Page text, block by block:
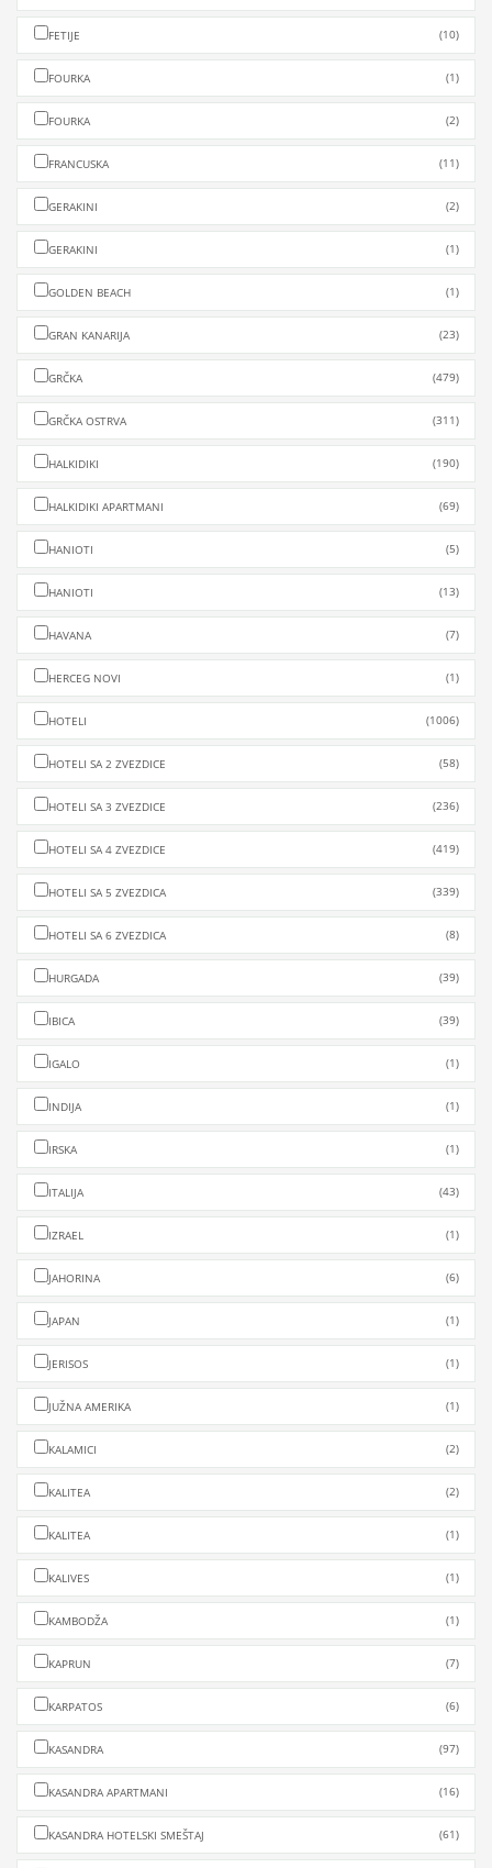
FETIJE (10)
FOURKA (1)
FOURKA (2)
FRANCUSKA (11)
GERAKINI (2)
GERAKINI (1)
GOLDEN BEACH (1)
GRAN KANARIJA (23)
GRČKA (479)
GRČKA OSTRVA (311)
HALKIDIKI (190)
HALKIDIKI APARTMANI (69)
HANIOTI (5)
HANIOTI (13)
HAVANA (7)
HERCEG NOVI (1)
HOTELI (1006)
HOTELI SA 2 ZVEZDICE (58)
HOTELI SA 3 ZVEZDICE (236)
HOTELI SA 4 ZVEZDICE (419)
HOTELI SA 5 ZVEZDICA (339)
HOTELI SA 6 ZVEZDICA (8)
HURGADA (39)
IBICA (39)
IGALO (1)
INDIJA (1)
IRSKA (1)
ITALIJA (43)
IZRAEL (1)
JAHORINA (6)
JAPAN (1)
JERISOS (1)
JUŽNA AMERIKA (1)
KALAMICI (2)
KALITEA (2)
KALITEA (1)
KALIVES (1)
KAMBODŽA (1)
KAPRUN (7)
KARPATOS (6)
KASANDRA (97)
KASANDRA APARTMANI (16)
KASANDRA HOTELSKI SMEŠTAJ (61)